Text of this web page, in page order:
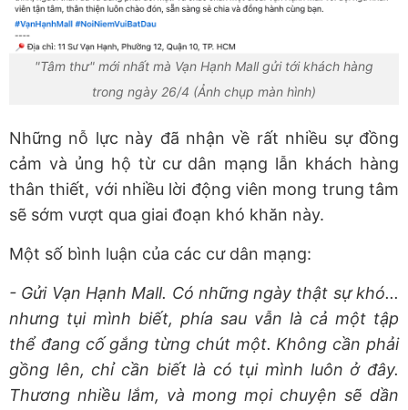
"Tâm thư" mới nhất mà Vạn Hạnh Mall gửi tới khách hàng
trong ngày 26/4 (Ảnh chụp màn hình)
Những nỗ lực này đã nhận về rất nhiều sự đồng
cảm và ủng hộ từ cư dân mạng lẫn khách hàng
thân thiết, với nhiều lời động viên mong trung tâm
sẽ sớm vượt qua giai đoạn khó khăn này.
Một số bình luận của các cư dân mạng:
- Gửi Vạn Hạnh Mall. Có những ngày thật sự khó...
nhưng tụi mình biết, phía sau vẫn là cả một tập
thể đang cố gắng từng chút một. Không cần phải
gồng lên, chỉ cần biết là có tụi mình luôn ở đây.
Thương nhiều lắm, và mong mọi chuyện sẽ dần